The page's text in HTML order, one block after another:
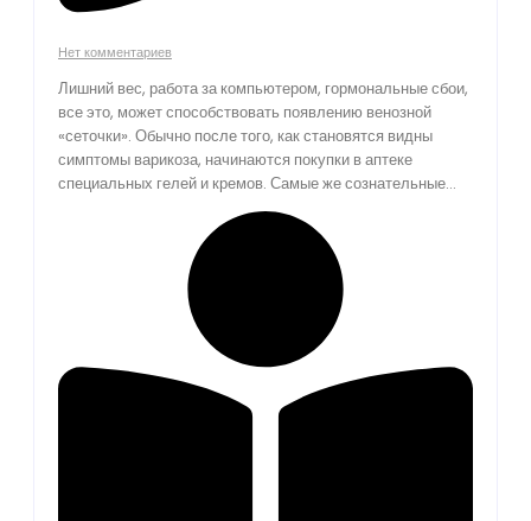
Нет комментариев
Лишний вес, работа за компьютером, гормональные сбои,
все это, может способствовать появлению венозной
«сеточки». Обычно после того, как становятся видны
симптомы варикоза, начинаются покупки в аптеке
специальных гелей и кремов. Самые же сознательные...